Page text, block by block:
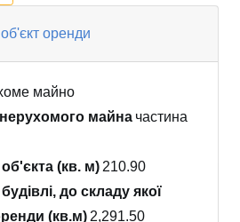
оренди
майно
майна частина
(кв. м) 210.90
до складу якої
(кв.м) 2,291.50